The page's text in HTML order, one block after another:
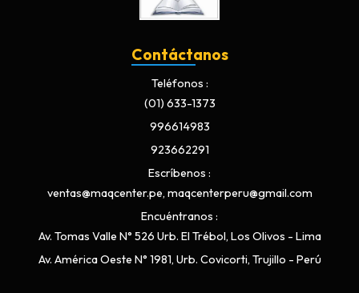
Contáctanos
Teléfonos
(01) 633-1373
996614983
923662291
Escríbenos
ventas@maqcenter.pe, maqcenterperu@gmail.com
Encuéntranos
Av. Tomas Valle N° 526 Urb. El Trébol, Los Olivos - Lima
Av. América Oeste N° 1981, Urb. Covicorti, Trujillo - Perú